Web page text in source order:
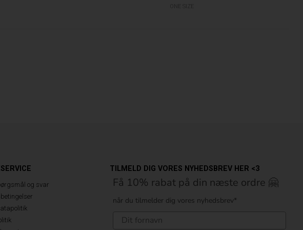
og svar
TILMELD DIG VORES NYHEDSBREV HER <3
Få 10% rabat på din næste ordre 🤗
når du tilmelder dig vores nyhedsbrev*